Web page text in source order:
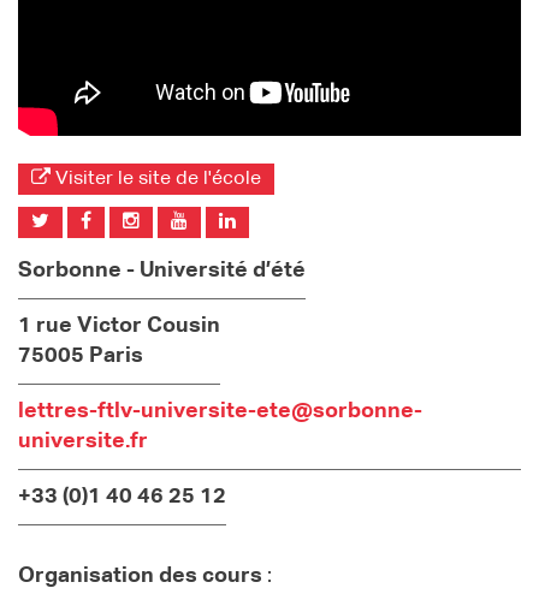
Visiter le site de l'école
Sorbonne - Université d’été
1 rue Victor Cousin
75005 Paris
lettres-ftlv-universite-ete@sorbonne-
universite.fr
+33 (0)1 40 46 25 12
Organisation des cours :